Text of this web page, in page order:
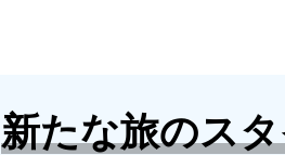
新たな旅のス